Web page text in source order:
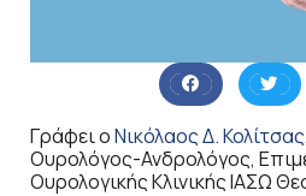
Γράφει οΝικόλαος Δ. Κολίτσας,
Ουρολόγος-Ανδρολόγος,
Ουρολογικής Κλινικής ΙΑΣΩ